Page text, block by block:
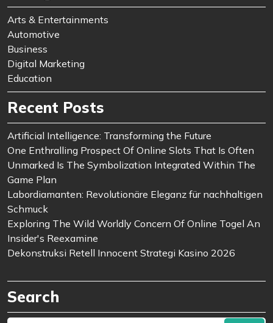
Arts & Entertainments
Automotive
Business
Digital Marketing
Education
Recent Posts
Artificial Intelligence: Transforming the Future
One Enthralling Prospect Of Online Slots That Is Often
Unmarked Is The Symbolization Integrated Within The
Game Plan
Labordiamanten: Revolutionäre Eleganz für nachhaltigen
Schmuck
Exploring The Wild Worldly Concern Of Online Togel An
Insider's Reexamine
Dekonstruksi Retell Innocent Strategi Kasino 2026
Search